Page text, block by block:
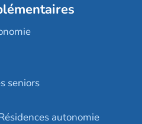
seniors
autonomie